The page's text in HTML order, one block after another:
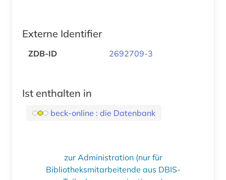
Externe Identifier
ZDB-ID 2692709-3
Ist enthalten in
beck-online : die Datenbank
zur Administration (nur für
Bibliotheksmitarbeitende aus DBIS-